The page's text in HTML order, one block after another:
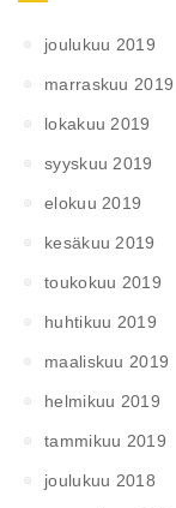
joulukuu 2019
marraskuu 2019
lokakuu 2019
syyskuu 2019
elokuu 2019
kesäkuu 2019
toukokuu 2019
huhtikuu 2019
maaliskuu 2019
helmikuu 2019
tammikuu 2019
joulukuu 2018